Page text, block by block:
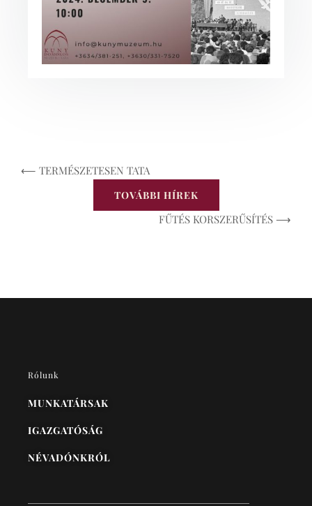
⟵ TERMÉSZETESEN TATA
TOVÁBBI HÍREK
FŰTÉS KORSZERŰSÍTÉS ⟶
Rólunk
MUNKATÁRSAK
IGAZGATÓSÁG
NÉVADÓNKRÓL